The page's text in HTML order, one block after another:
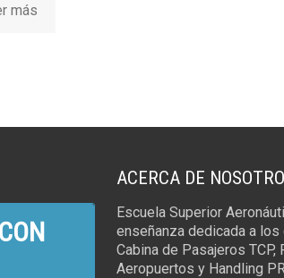
más
ACERCA DE
Escuela Superior
enseñanza dedicada a
Cabina de Pasajeros
Aeropuertos y Handling